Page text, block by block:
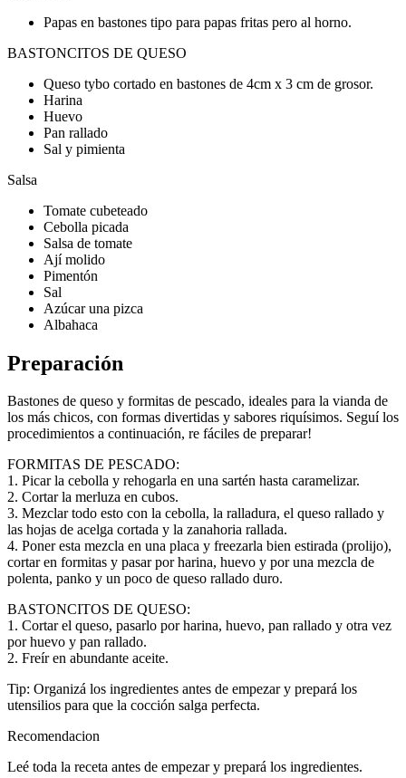
Papas en bastones tipo para papas fritas pero al horno.
BASTONCITOS DE QUESO
Queso tybo cortado en bastones de 4cm x 3 cm de grosor.
Harina
Huevo
Pan rallado
Sal y pimienta
Salsa
Tomate cubeteado
Cebolla picada
Salsa de tomate
Ají molido
Pimentón
Sal
Azúcar una pizca
Albahaca
Preparación
Bastones de queso y formitas de pescado, ideales para la vianda de
los más chicos, con formas divertidas y sabores riquísimos. Seguí los
procedimientos a continuación, re fáciles de preparar!
FORMITAS DE PESCADO:
1. Picar la cebolla y rehogarla en una sartén hasta caramelizar.
2. Cortar la merluza en cubos.
3. Mezclar todo esto con la cebolla, la ralladura, el queso rallado y
las hojas de acelga cortada y la zanahoria rallada.
4. Poner esta mezcla en una placa y freezarla bien estirada (prolijo),
cortar en formitas y pasar por harina, huevo y por una mezcla de
polenta, panko y un poco de queso rallado duro.
BASTONCITOS DE QUESO:
1. Cortar el queso, pasarlo por harina, huevo, pan rallado y otra vez
por huevo y pan rallado.
2. Freír en abundante aceite.
Tip: Organizá los ingredientes antes de empezar y prepará los
utensilios para que la cocción salga perfecta.
Recomendacion
Leé toda la receta antes de empezar y prepará los ingredientes.